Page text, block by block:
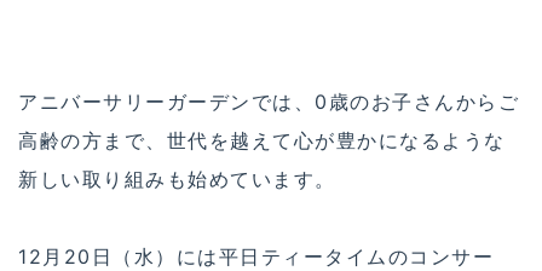
アニバーサリーガーデンでは、0歳のお子さんからご
高齢の方まで、世代を越えて心が豊かになるような
新しい取り組みも始めています。
12月20日（水）には平日ティータイムのコンサー